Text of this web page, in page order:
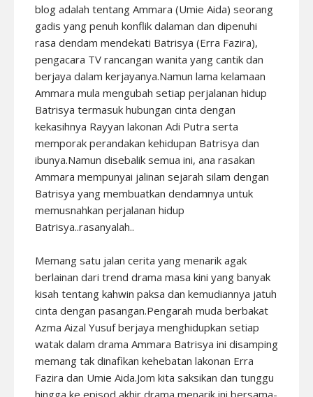
blog adalah tentang Ammara (Umie Aida) seorang
gadis yang penuh konflik dalaman dan dipenuhi
rasa dendam mendekati Batrisya (Erra Fazira),
pengacara TV rancangan wanita yang cantik dan
berjaya dalam kerjayanya.Namun lama kelamaan
Ammara mula mengubah setiap perjalanan hidup
Batrisya termasuk hubungan cinta dengan
kekasihnya Rayyan lakonan Adi Putra serta
memporak perandakan kehidupan Batrisya dan
ibunya.Namun disebalik semua ini, ana rasakan
Ammara mempunyai jalinan sejarah silam dengan
Batrisya yang membuatkan dendamnya untuk
memusnahkan perjalanan hidup
Batrisya..rasanyalah..
Memang satu jalan cerita yang menarik agak
berlainan dari trend drama masa kini yang banyak
kisah tentang kahwin paksa dan kemudiannya jatuh
cinta dengan pasangan.Pengarah muda berbakat
Azma Aizal Yusuf berjaya menghidupkan setiap
watak dalam drama Ammara Batrisya ini disamping
memang tak dinafikan kehebatan lakonan Erra
Fazira dan Umie Aida.Jom kita saksikan dan tunggu
hingga ke episod akhir drama menarik ini bersama-